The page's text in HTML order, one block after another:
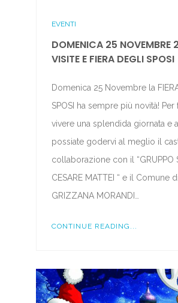
EVENTI
DOMENICA 25 NOVEMBRE
VISITE E FIERA DEGLI SPOSI
Domenica 25 Novembre la FIERA
SPOSI ha sempre più novità! Per
vivere una splendida giornata e
possiate godervi al meglio il
collaborazione con il “GRUPPO
CESARE MATTEI “ e il Comune di
GRIZZANA MORANDI…
CONTINUE READING...